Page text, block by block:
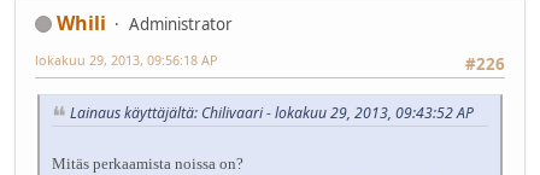
Whili
Administrator
#226
lokakuu 29, 2013, 09:56:18 AP
Lainaus käyttäjältä: Chilivaari - lokakuu 29, 2013, 09:43:52 AP
Mitäs perkaamista noissa on?